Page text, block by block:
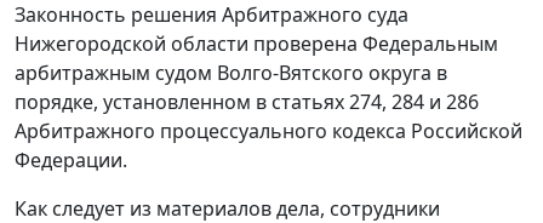
Законность решения Арбитражного суда
Нижегородской области проверена Федеральным
арбитражным судом Волго-Вятского округа в
порядке, установленном в статьях 274, 284 и 286
Арбитражного процессуального кодекса Российской
Федерации.
Как следует из материалов дела, сотрудники